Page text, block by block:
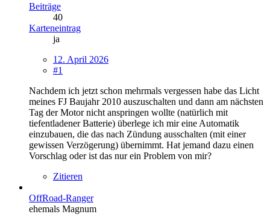
Beiträge
40
Karteneintrag
ja
12. April 2026
#1
Nachdem ich jetzt schon mehrmals vergessen habe das Licht
meines FJ Baujahr 2010 auszuschalten und dann am nächsten
Tag der Motor nicht anspringen wollte (natürlich mit
tiefentladener Batterie) überlege ich mir eine Automatik
einzubauen, die das nach Zündung ausschalten (mit einer
gewissen Verzögerung) übernimmt. Hat jemand dazu einen
Vorschlag oder ist das nur ein Problem von mir?
Zitieren
OffRoad-Ranger
ehemals Magnum